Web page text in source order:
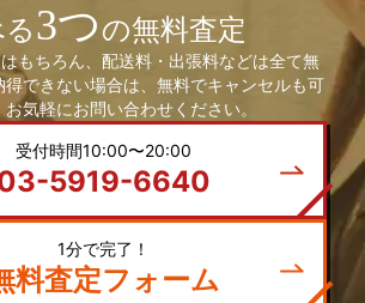
3つの無料査定
もちろん、配送料・出張料などは全て無
できない場合は、無料でキャンセルも可
気軽にお問い合わせください。
受付時間10:00〜20:00
5919-6640
1分で完了！
料査定フォーム